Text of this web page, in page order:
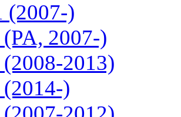
(2007-)
2007-)
2013)
)